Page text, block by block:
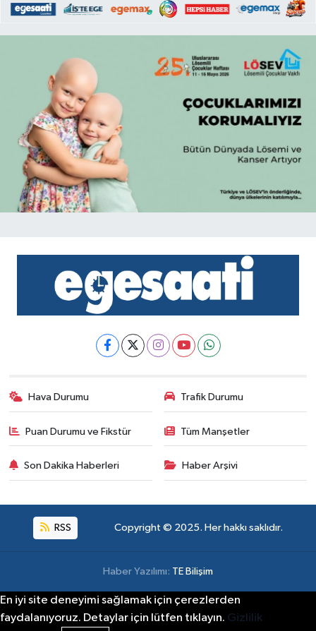
Hava Durumu Trafik Durumu
Puan Durumu ve Fikstür Tüm Manşetler
Son Dakika Haberleri Haber Arşivi
RSS Copyright © 2025. Her hakkı saklıdır.
Haber Yazılımı: TE Bilişim
En iyi site deneyimi sağlamak için çerezlerden
faydalanıyoruz. Detaylar için lütfen tıklayın. Gizlilik